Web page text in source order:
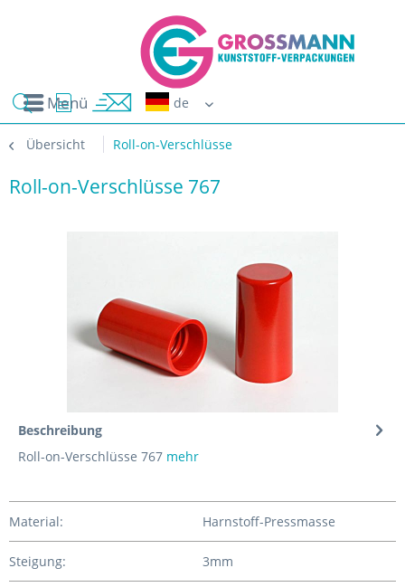
Menü
Übersicht Roll-on-Verschlüsse
Roll-on-Verschlüsse 767
Beschreibung
Roll-on-Verschlüsse 767 mehr
Material: Harnstoff-Pressmasse
Steigung: 3mm